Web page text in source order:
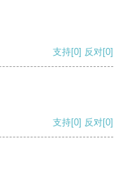
支持[0] 反对[0]
支持[0] 反对[0]